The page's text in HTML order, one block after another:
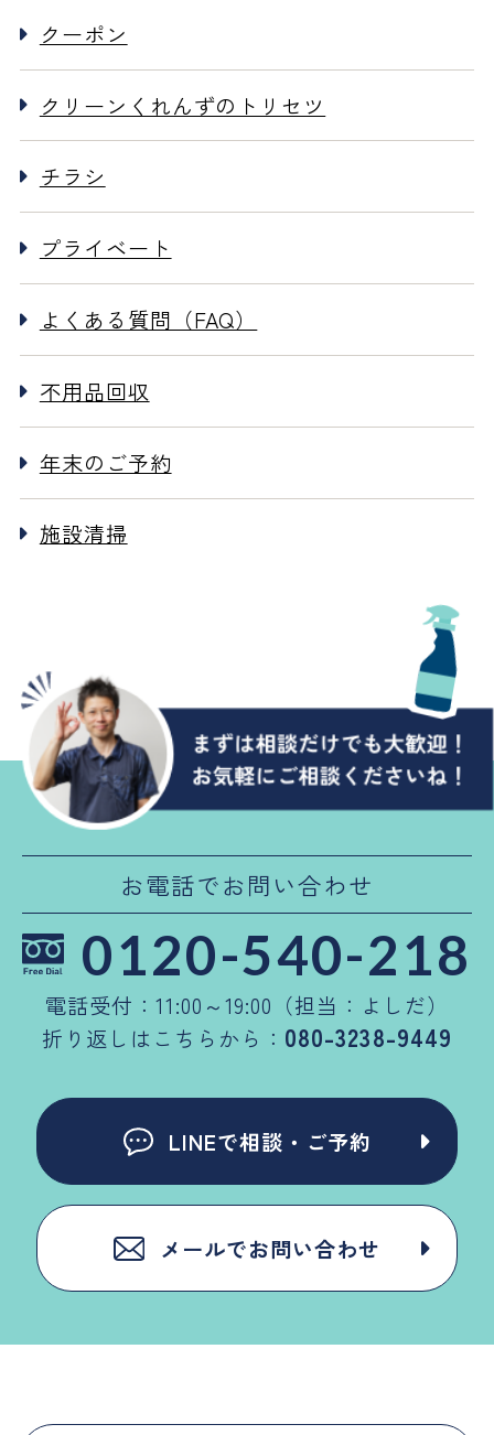
クーポン
クリーンくれんずのトリセツ
チラシ
プライベート
よくある質問（FAQ）
不用品回収
年末のご予約
施設清掃
お電話でお問い合わせ
0120-540-218
電話受付：11:00～19:00（担当：よしだ）
折り返しはこちらから： 080-3238-9449
LINEで相談・ご予約
メールでお問い合わせ